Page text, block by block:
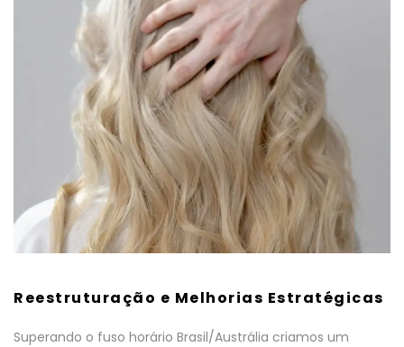
Reestruturação e Melhorias Estratégicas
Superando o fuso horário Brasil/Austrália criamos um